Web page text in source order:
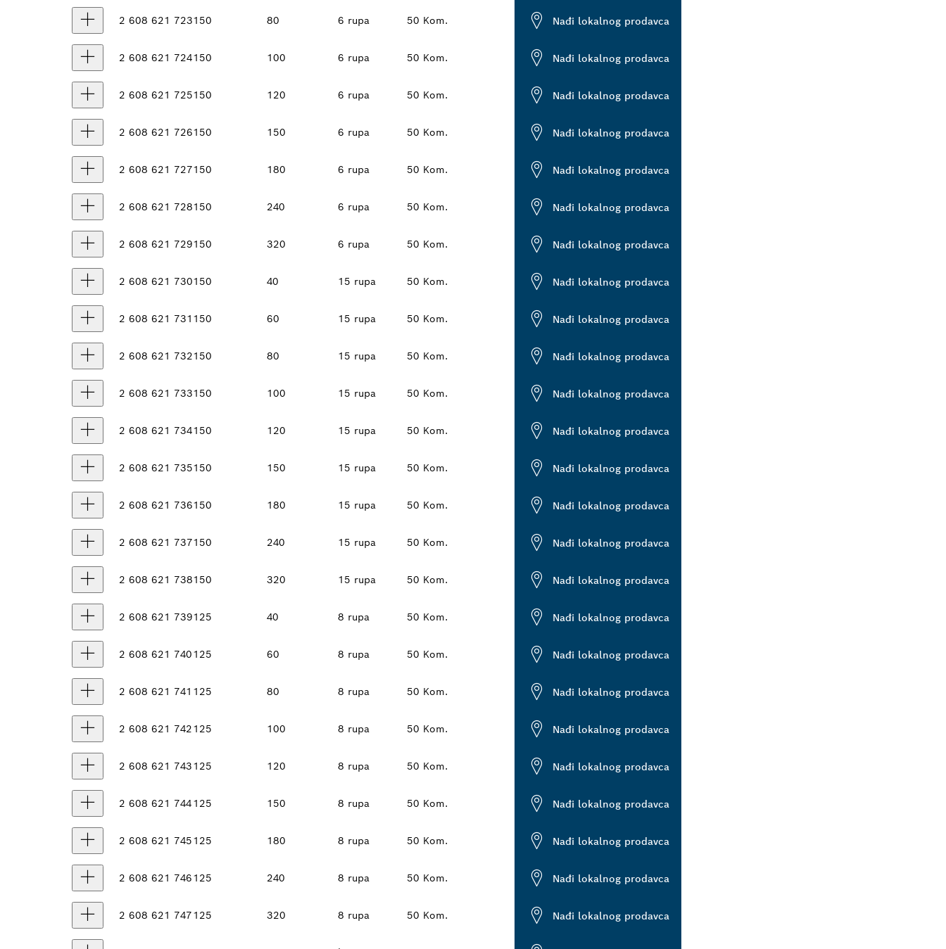
2 608 621 723150 80 6 rupa 50 Kom. Nađi lokalnog prodavca
2 608 621 724150 100 6 rupa 50 Kom. Nađi lokalnog prodavca
2 608 621 725150 120 6 rupa 50 Kom. Nađi lokalnog prodavca
2 608 621 726150 150 6 rupa 50 Kom. Nađi lokalnog prodavca
2 608 621 727150 180 6 rupa 50 Kom. Nađi lokalnog prodavca
2 608 621 728150 240 6 rupa 50 Kom. Nađi lokalnog prodavca
2 608 621 729150 320 6 rupa 50 Kom. Nađi lokalnog prodavca
2 608 621 730150 40 15 rupa 50 Kom. Nađi lokalnog prodavca
2 608 621 731 150 60 15 rupa 50 Kom. Nađi lokalnog prodavca
2 608 621 732150 80 15 rupa 50 Kom. Nađi lokalnog prodavca
2 608 621 733150 100 15 rupa 50 Kom. Nađi lokalnog prodavca
2 608 621 734150 120 15 rupa 50 Kom. Nađi lokalnog prodavca
2 608 621 735150 150 15 rupa 50 Kom. Nađi lokalnog prodavca
2 608 621 736150 180 15 rupa 50 Kom. Nađi lokalnog prodavca
2 608 621 737150 240 15 rupa 50 Kom. Nađi lokalnog prodavca
2 608 621 738150 320 15 rupa 50 Kom. Nađi lokalnog prodavca
2 608 621 739125 40 8 rupa 50 Kom. Nađi lokalnog prodavca
2 608 621 740125 60 8 rupa 50 Kom. Nađi lokalnog prodavca
2 608 621 741 125 80 8 rupa 50 Kom. Nađi lokalnog prodavca
2 608 621 742125 100 8 rupa 50 Kom. Nađi lokalnog prodavca
2 608 621 743125 120 8 rupa 50 Kom. Nađi lokalnog prodavca
2 608 621 744125 150 8 rupa 50 Kom. Nađi lokalnog prodavca
2 608 621 745125 180 8 rupa 50 Kom. Nađi lokalnog prodavca
2 608 621 746125 240 8 rupa 50 Kom. Nađi lokalnog prodavca
2 608 621 747125 320 8 rupa 50 Kom. Nađi lokalnog prodavca